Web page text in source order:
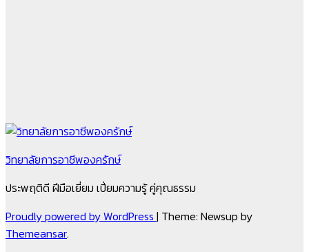
วิทยาลัยการอาชีพองครักษ์
ประพฤติดี ฝีมือเยี่ยม เปี่ยมความรู้ คู่คุณธรรม
Proudly powered by WordPress | Theme: Newsup by
Themeansar.